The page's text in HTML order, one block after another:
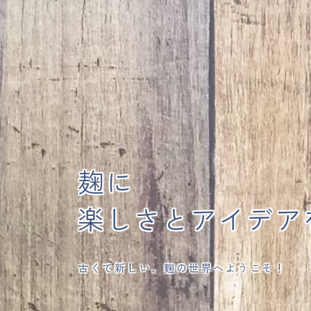
麹に
楽しさとアイデア
古くて新しい、麹の世界へようこそ！